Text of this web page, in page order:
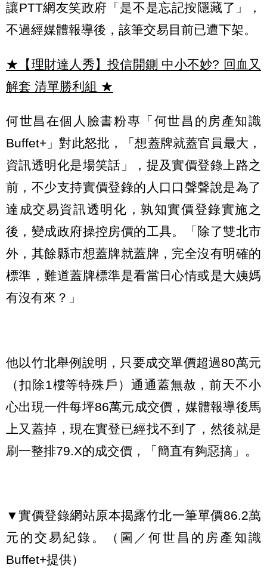
讓PTT網友笑政府「是不是忘記按隱藏了」，
不過經媒體報導後，該筆交易目前已遭下架。
★【理財達人秀】投信開鍘 中小不妙? 回血又
解套 清單勝利組 ★
何世昌在個人臉書粉專「何世昌的房產知識
Buffet+」對此怒批，「想蓋牌就蓋官員最大，
資訊透明化是場笑話」，提及實價登錄上路之
前，不少支持實價登錄的人口口聲聲說是為了
達成交易資訊透明化，孰知實價登錄實施之
後，變成政府操控房價的工具。「除了雙北市
外，其餘縣市想蓋牌就蓋牌，完全沒有明確的
標準，難道蓋牌標準是看當日心情或是大姨媽
有沒有來？」
他以竹北舉例說明，只要成交單價超過80萬元
（扣除1樓等特殊戶）通通蓋無赦，前天不小
心出現一件每坪86萬元成交價，媒體報導後馬
上又蓋掉，現在實登已經找不到了，然後就是
刷一整排79.X的成交價，「簡直有夠惡搞」。
▼實價登錄網站原本揭露竹北一筆單價86.2萬
元的交易紀錄。（圖／何世昌的房產知識
Buffet+提供）